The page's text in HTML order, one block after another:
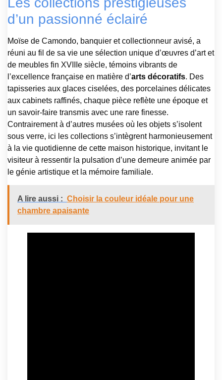
d’un passionné éclairé
Moïse de Camondo, banquier et collectionneur avisé, a
réuni au fil de sa vie une sélection unique d’œuvres d’art et
de meubles fin XVIIIe siècle, témoins vibrants de
l’excellence française en matière d’arts décoratifs. Des
tapisseries aux glaces ciselées, des porcelaines délicates
aux cabinets raffinés, chaque pièce reflète une époque et
un savoir-faire transmis avec une rare finesse.
Contrairement à d’autres musées où les objets s’isolent
sous verre, ici les collections s’intègrent harmonieusement
à la vie quotidienne de cette maison historique, invitant le
visiteur à ressentir la pulsation d’une demeure animée par
le génie artistique et la mémoire familiale.
A lire aussi : Choisir la couleur idéale pour une
chambre apaisante